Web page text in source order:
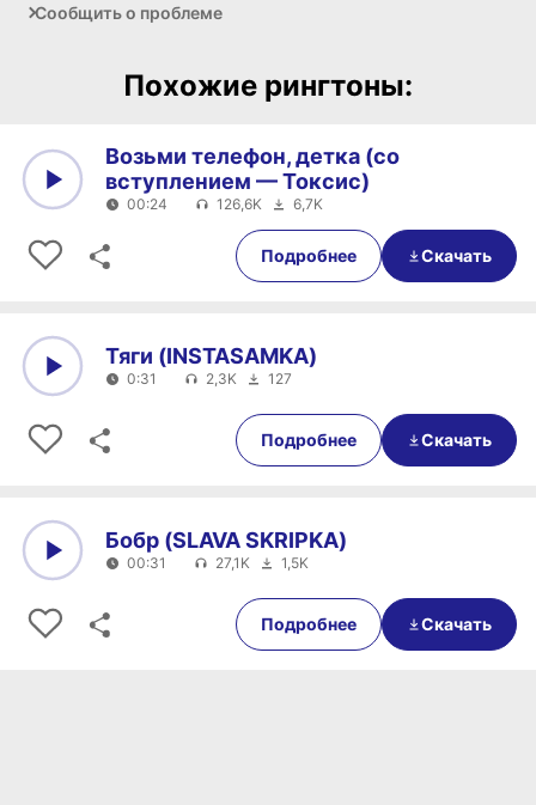
Сообщить о проблеме
Похожие рингтоны:
00:24
Возьми телефон, детка (со
вступлением — Токсис)
00:24 126,6K 6,7K
Подробнее Скачать
0:31
Тяги (INSTASAMKA)
0:31 2,3K 127
Подробнее Скачать
00:31
Бобр (SLAVA SKRIPKA)
00:31 27,1K 1,5K
Подробнее Скачать